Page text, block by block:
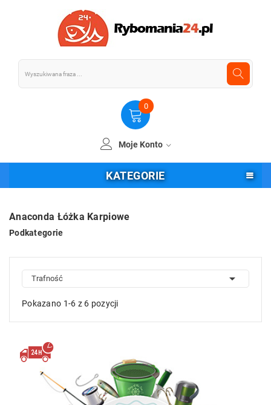
0
Moje Konto
KATEGORIE
Anaconda Łóżka Karpiowe
Podkategorie
Trafność 
Pokazano 1-6 z 6 pozycji